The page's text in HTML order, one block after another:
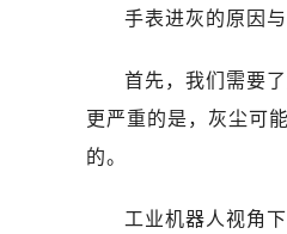
手表进灰的原因
首先，我们需要
更严重的是，灰尘可
的。
工业机器人视角